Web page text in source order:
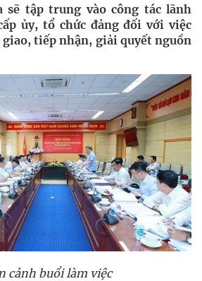
sẽ tập trung vào công tác lãnh
ủy, tổ chức đảng đối với việc
tiếp nhận, giải quyết nguồn
cảnh buổi làm việc